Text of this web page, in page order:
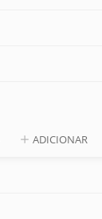
ADICIONAR